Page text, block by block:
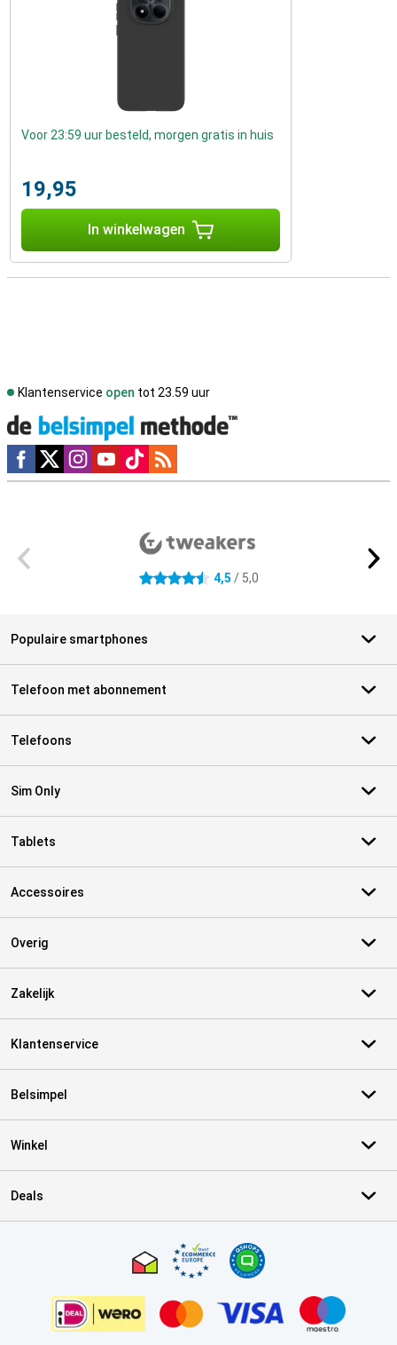
Voor 23:59 uur besteld, morgen gratis in huis
19,95
In winkelwagen
Klantenservice open tot 23.59 uur
Social media
4.5 sterren 4,5 / 5,0
Populaire smartphones
Telefoon met abonnement
Telefoons
Sim Only
Tablets
Accessoires
Overig
Zakelijk
Klantenservice
Belsimpel
Winkel
Deals